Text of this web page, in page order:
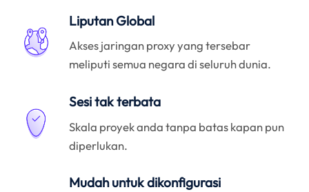
Liputan Global
Akses jaringan proxy yang tersebar
meliputi semua negara di seluruh dunia.
Sesi tak terbata
Skala proyek anda tanpa batas kapan pun
diperlukan.
Mudah untuk dikonfigurasi